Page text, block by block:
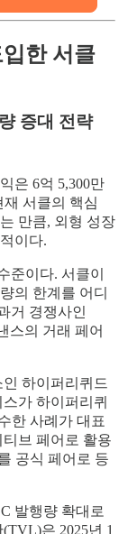
한 서클
증대 전략
은 6억 5,300만
서클의 핵심
만큼, 외형 성장
이다.
준이다. 서클이
의 한계를 어디
거 경쟁사인
스의 거래 페어
하이퍼리퀴드
가 하이퍼리퀴
한 사례가 대표
브 페어로 활용
공식 페어로 등
발행량 확대로
은 2025년 1